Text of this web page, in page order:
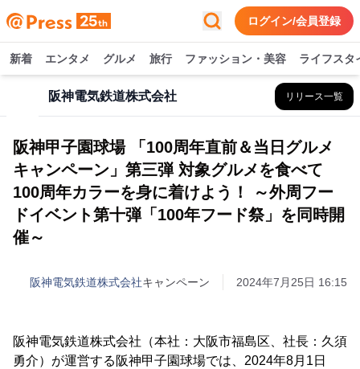
ログイン/会員登録
新着 エンタメ グルメ 旅行 ファッション・美容 ライフスタ
阪神電気鉄道株式会社 リリース一覧
阪神甲子園球場 「100周年直前＆当日グルメ
キャンペーン」第三弾 対象グルメを食べて
100周年カラーを身に着けよう！ ～外周フー
ドイベント第十弾「100年フード祭」を同時開
催～
阪神電気鉄道株式会社キャンペーン 2024年7月25日 16:15
阪神電気鉄道株式会社（本社：大阪市福島区、社長：久須
勇介）が運営する阪神甲子園球場では、2024年8月1日